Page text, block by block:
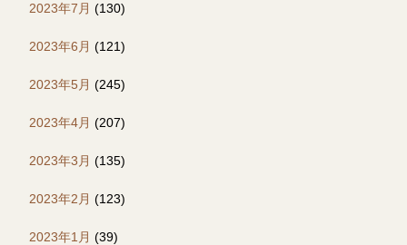
2023年7月 (130)
2023年6月 (121)
2023年5月 (245)
2023年4月 (207)
2023年3月 (135)
2023年2月 (123)
2023年1月 (39)